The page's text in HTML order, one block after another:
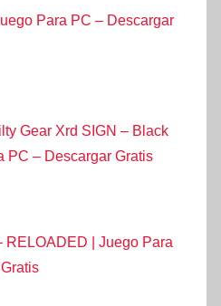
Para PC – Descargar
Gear Xrd SIGN – Black
PC – Descargar Gratis
RELOADED | Juego Para